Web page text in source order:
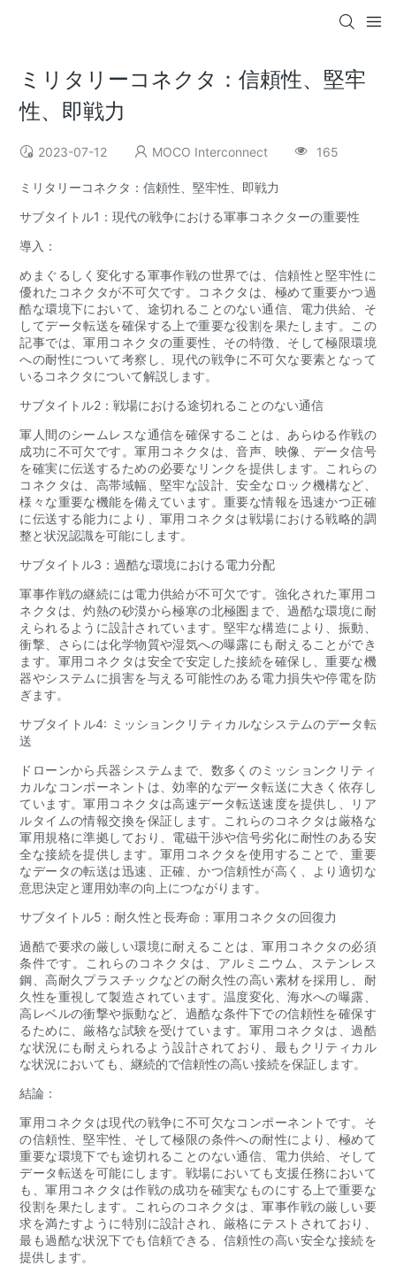
ミリタリーコネクタ：信頼性、堅牢
性、即戦力
2023-07-12 MOCO Interconnect 165
ミリタリーコネクタ：信頼性、堅牢性、即戦力
サブタイトル1：現代の戦争における軍事コネクターの重要性
導入：
めまぐるしく変化する軍事作戦の世界では、信頼性と堅牢性に
優れたコネクタが不可欠です。コネクタは、極めて重要かつ過
酷な環境下において、途切れることのない通信、電力供給、そ
してデータ転送を確保する上で重要な役割を果たします。この
記事では、軍用コネクタの重要性、その特徴、そして極限環境
への耐性について考察し、現代の戦争に不可欠な要素となって
いるコネクタについて解説します。
サブタイトル2：戦場における途切れることのない通信
軍人間のシームレスな通信を確保することは、あらゆる作戦の
成功に不可欠です。軍用コネクタは、音声、映像、データ信号
を確実に伝送するための必要なリンクを提供します。これらの
コネクタは、高帯域幅、堅牢な設計、安全なロック機構など、
様々な重要な機能を備えています。重要な情報を迅速かつ正確
に伝送する能力により、軍用コネクタは戦場における戦略的調
整と状況認識を可能にします。
サブタイトル3：過酷な環境における電力分配
軍事作戦の継続には電力供給が不可欠です。強化された軍用コ
ネクタは、灼熱の砂漠から極寒の北極圏まで、過酷な環境に耐
えられるように設計されています。堅牢な構造により、振動、
衝撃、さらには化学物質や湿気への曝露にも耐えることができ
ます。軍用コネクタは安全で安定した接続を確保し、重要な機
器やシステムに損害を与える可能性のある電力損失や停電を防
ぎます。
サブタイトル4: ミッションクリティカルなシステムのデータ転
送
ドローンから兵器システムまで、数多くのミッションクリティ
カルなコンポーネントは、効率的なデータ転送に大きく依存し
ています。軍用コネクタは高速データ転送速度を提供し、リア
ルタイムの情報交換を保証します。これらのコネクタは厳格な
軍用規格に準拠しており、電磁干渉や信号劣化に耐性のある安
全な接続を提供します。軍用コネクタを使用することで、重要
なデータの転送は迅速、正確、かつ信頼性が高く、より適切な
意思決定と運用効率の向上につながります。
サブタイトル5：耐久性と長寿命：軍用コネクタの回復力
過酷で要求の厳しい環境に耐えることは、軍用コネクタの必須
条件です。これらのコネクタは、アルミニウム、ステンレス
鋼、高耐久プラスチックなどの耐久性の高い素材を採用し、耐
久性を重視して製造されています。温度変化、海水への曝露、
高レベルの衝撃や振動など、過酷な条件下での信頼性を確保す
るために、厳格な試験を受けています。軍用コネクタは、過酷
な状況にも耐えられるよう設​​計されており、最もクリティカル
な状況においても、継続的で信頼性の高い接続を保証します。
結論：
軍用コネクタは現代の戦争に不可欠なコンポーネントです。そ
の信頼性、堅牢性、そして極限の条件への耐性により、極めて
重要な環境下でも途切れることのない通信、電力供給、そして
データ転送を可能にします。戦場においても支援任務において
も、軍用コネクタは作戦の成功を確実なものにする上で重要な
役割を果たします。これらのコネクタは、軍事作戦の厳しい要
求を満たすように特別に設計され、厳格にテストされており、
最も過酷な状況下でも信頼できる、信頼性の高い安全な接続を
提供します。